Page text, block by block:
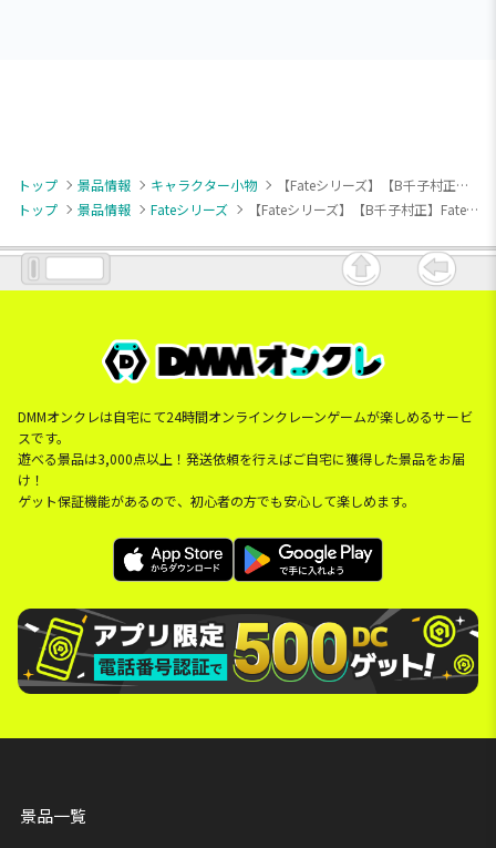
トップ 景品情報 キャラクター小物
【Fateシリーズ】【B千子村正】Fate/Grand Order ちびぐるみvol.3
トップ
景品情報 Fateシリーズ 【Fateシリーズ】【B千子村正】Fate/Grand Order ちびぐるみvol.3
DMMオンクレは自宅にて24時間オンラインクレーンゲームが楽しめるサービ
スです。
遊べる景品は3,000点以上！発送依頼を行えばご自宅に獲得した景品をお届
け！
ゲット保証機能があるので、初心者の方でも安心して楽しめます。
景品一覧